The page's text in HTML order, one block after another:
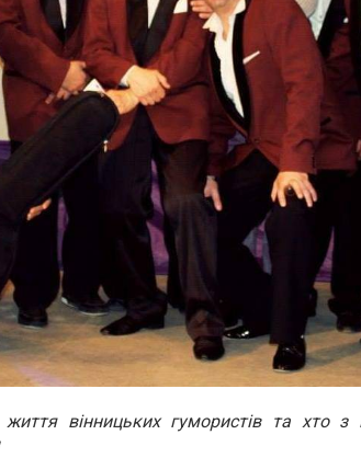
життя вінницьких гумористів та хто з